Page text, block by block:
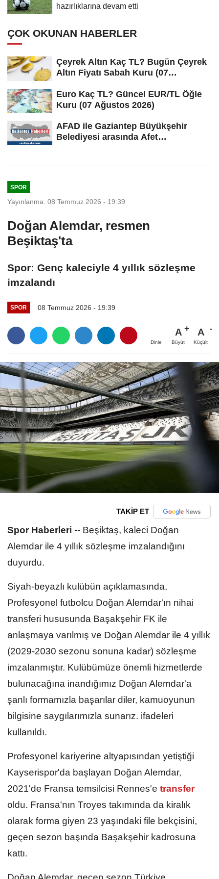
hazırlıklarına devam etti
ÇOK OKUNAN HABERLER
Çeyrek Altın Kaç TL? Bugün Çeyrek
Altın Fiyatı Sabah Kuru (07
Euro Kaç TL? Güncel EUR/TL Öğle
Kuru (07 Ağustos 2026)
AFAD ile Gaziantep Büyükşehir
Belediyesi arasında Afet
SPOR
Yayınlanma: 08 Temmuz 2026 - 19:39
Doğan Alemdar, resmen
Beşiktaş'ta
Spor: Genç kaleciyle 4 yıllık sözleşme
imzalandı
SPOR 08 Temmuz 2026 - 19:39
Dinle
A
Büyüt
A
Küçült
TAKİP ET
Spor Haberleri -- Beşiktaş, kaleci Doğan
Alemdar ile 4 yıllık sözleşme imzalandığını
duyurdu.
Siyah-beyazlı kulübün açıklamasında,
Profesyonel futbolcu Doğan Alemdar'ın nihai
transferi hususunda Başakşehir FK ile
anlaşmaya varılmış ve Doğan Alemdar ile 4 yıllık
(2029-2030 sezonu sonuna kadar) sözleşme
imzalanmıştır. Kulübümüze önemli hizmetlerde
bulunacağına inandığımız Doğan Alemdar'a
şanlı formamızla başarılar diler, kamuoyunun
bilgisine saygılarımızla sunarız. ifadeleri
kullanıldı.
Profesyonel kariyerine altyapısından yetiştiği
Kayserispor'da başlayan Doğan Alemdar,
2021'de Fransa temsilcisi Rennes'e transfer
oldu. Fransa'nın Troyes takımında da kiralık
olarak forma giyen 23 yaşındaki file bekçisini,
geçen sezon başında Başakşehir kadrosuna
kattı.